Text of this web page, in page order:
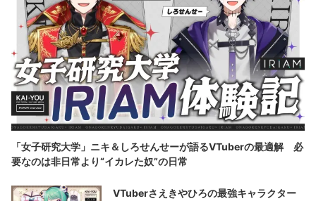
「女子研究大学」ニキ＆しろせんせーが語るVTuberの最適解 必
要なのは非日常より“イカレた奴”の日常
VTuberさえきやひろの最強キャラクター